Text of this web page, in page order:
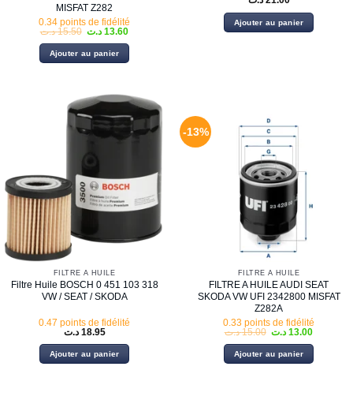
MISFAT Z282
0.34 points de fidélité
15.50 د.ت
Le
initial
était :
13.60 د.ت
Le
actuel
est :
Ajouter au panier
Ajouter au panier
FILTRE À HUILE
Filtre Huile BOSCH 0 451 103 318
VW / SEAT / SKODA
0.47 points de fidélité
18.95 د.ت
Ajouter au panier
-13%
FILTRE À HUILE
FILTRE A HUILE AUDI SEAT
SKODA VW UFI 2342800 MISFAT
Z282A
0.33 points de fidélité
15.00 د.ت
Le
initial
était :
13.00 د.ت
Le
actuel
est :
Ajouter au panier